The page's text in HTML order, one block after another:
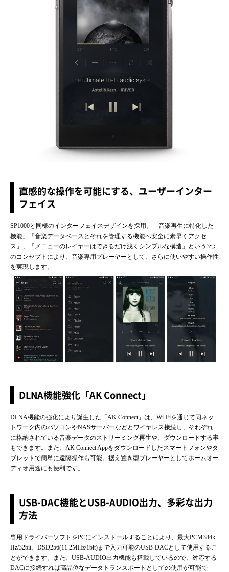
直感的な操作を可能にする、ユーザーインター
フェイス
SP1000と同様のインターフェイスデザインを採用。「音楽再生に特化した
機能」「音楽データベースとそれを管理する機能へ安全に素早くアクセ
ス」、「メニューのレイヤーはできるだけ浅くシンプルな構造」という3つ
のコンセプトにより、音楽専用プレーヤーとして、さらに使いやすい操作性
を実現します。
DLNA機能強化「AK Connect」
DLNA機能の強化により誕生した「AK Connect」は、Wi-Fiを通じて同ネッ
トワーク内のパソコンやNASサーバーなどとワイヤレス接続し、それぞれ
に格納されている音楽データのストリーミング再生や、ダウンロードする事
もできます。また、AK Connect Appをダウンロードしたスマートフォンやタ
ブレットで簡単に遠隔操作も可能。据え置き型プレーヤーとしてホームオー
ディオ用途にも便利です。
USB-DAC機能とUSB-AUDIO出力、多彩な出力
方法
専用ドライバーソフトをPCにインストールすることにより、最大PCM384k
Hz/32bit、DSD256(11.2MHz/1bit)まで入力可能のUSB-DACとして使用するこ
とができます。また、USB-AUDIO出力機能も搭載しているので、対応する
DACに接続すれば高品位なデータトランスポートとしての使用が可能で